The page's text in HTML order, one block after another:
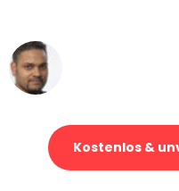
Kostenlos &